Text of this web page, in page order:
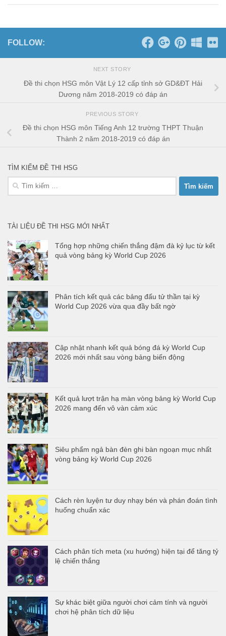
FOLLOW:
NEXT STORY
Đề thi chọn HSG môn Vật Lý 12 cấp tỉnh sở GD&ĐT Hải
Dương năm 2018-2019 có đáp án
PREVIOUS STORY
Đề thi chọn HSG môn Tiếng Anh 12 trường THPT Thuận
Thành 2 năm 2018-2019 có đáp án
TÌM KIẾM ĐỀ THI HSG
Tìm
TÀI LIỆU ĐỀ THI HSG MỚI NHẤT
Tổng hợp những chiến thắng đậm đà kỷ lục từ kết
quả vòng bảng kỳ World Cup 2026
Phân tích kết quả các bảng đấu tử thần tại kỳ
World Cup 2026 vừa qua đầy bất ngờ
Cập nhật nhanh kết quả bóng đá kỳ World Cup
2026 mới nhất sau vòng bảng biến động
Kết quả lượt trận hạ màn vòng bảng kỳ World Cup
2026 mang đến vô vàn cảm xúc
Siêu phẩm ngả bàn đèn ghi bàn ngoạn mục nhất
vòng bảng kỳ World Cup 2026
Cách rèn luyện tư duy nhạy bén và phán đoán tình
huống chuẩn xác
Cách phân tích meta (xu hướng) hiện tại để tăng tỷ
lệ chiến thắng
Sự khác biệt giữa người chơi cảm tính và người
chơi hệ phân tích dữ liệu